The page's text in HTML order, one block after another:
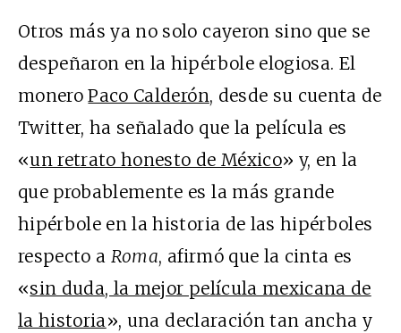
Otros más ya no solo cayeron sino que se
despeñaron en la hipérbole elogiosa. El
moneroPaco Calderón, desde su cuenta de
Twitter, ha señalado que la película es
«un retrato honesto de México» y, en la
que probablemente es la más grande
hipérbole en la historia de las hipérboles
respecto a Roma, afirmó que la cinta es
«sin duda, la mejor película mexicana de
la historia », una declaración tan ancha y